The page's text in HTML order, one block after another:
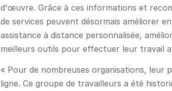
d'œuvre. Grâce à ces informations et
de services peuvent désormais améliorer
assistance à distance personnalisée,
meilleurs outils pour effectuer leur travail
« Pour de nombreuses organisations,
ligne. Ce groupe de travailleurs a été